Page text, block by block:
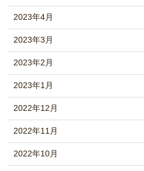
2023年4月
2023年3月
2023年2月
2023年1月
2022年12月
2022年11月
2022年10月